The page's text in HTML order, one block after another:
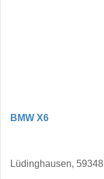
BMW X6
Lüdinghausen, 59348